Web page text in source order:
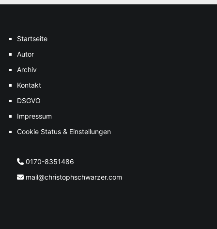
Startseite
Autor
Archiv
Kontakt
DSGVO
Impressum
Cookie Status & Einstellungen
0170-8351486
mail@christophschwarzer.com